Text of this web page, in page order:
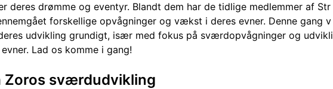
deres drømme og eventyr. Blandt dem har de tidlige medlemmer af Str
forskellige opvågninger og vækst i deres evner. Denne gang v
udvikling grundigt, især med fokus på sværdopvågninger og udvikli
Lad os komme i gang!
Zoros sværdudvikling